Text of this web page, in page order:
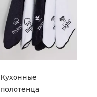
Кухонные
полотенца